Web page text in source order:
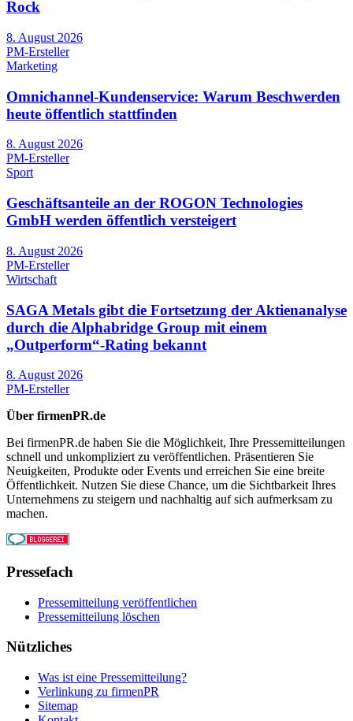
Rock
8. August 2026
PM-Ersteller
Marketing
Omnichannel-Kundenservice: Warum Beschwerden
heute öffentlich stattfinden
8. August 2026
PM-Ersteller
Sport
Geschäftsanteile an der ROGON Technologies
GmbH werden öffentlich versteigert
8. August 2026
PM-Ersteller
Wirtschaft
SAGA Metals gibt die Fortsetzung der Aktienanalyse
durch die Alphabridge Group mit einem
„Outperform“-Rating bekannt
8. August 2026
PM-Ersteller
Über firmenPR.de
Bei firmenPR.de haben Sie die Möglichkeit, Ihre Pressemitteilungen
schnell und unkompliziert zu veröffentlichen. Präsentieren Sie
Neuigkeiten, Produkte oder Events und erreichen Sie eine breite
Öffentlichkeit. Nutzen Sie diese Chance, um die Sichtbarkeit Ihres
Unternehmens zu steigern und nachhaltig auf sich aufmerksam zu
machen.
Pressefach
Pressemitteilung veröffentlichen
Pressemitteilung löschen
Nützliches
Was ist eine Pressemitteilung?
Verlinkung zu firmenPR
Sitemap